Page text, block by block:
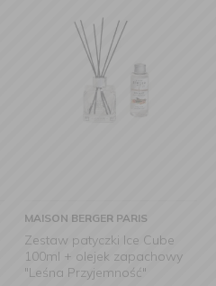
MAISON BERGER PARIS
Zestaw patyczki Ice Cube
100ml + olejek zapachowy
"Leśna Przyjemność"